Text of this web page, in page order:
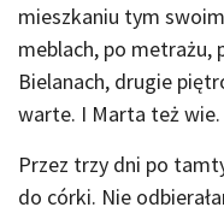
mieszkaniu tym
meblach, po metrażu,
Bielanach, drugie
warte. I Marta też wie.
Przez trzy dni po
do córki. Nie